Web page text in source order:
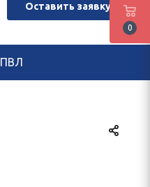
Оставить заявку
ПВЛ
0